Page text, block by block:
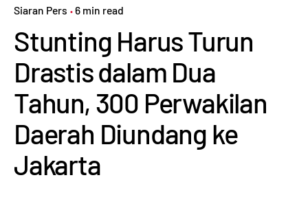
Siaran Pers 6 min read
Stunting Harus Turun
Drastis dalam Dua
Tahun, 300 Perwakilan
Daerah Diundang ke
Jakarta